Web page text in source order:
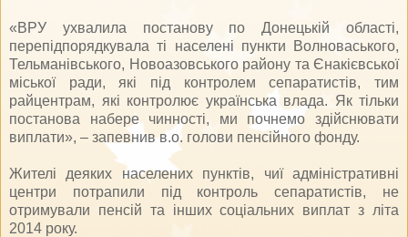
«ВРУ ухвалила постанову по Донецькій області,
перепідпорядкувала ті населені пункти Волноваського,
Тельманівського, Новоазовського району та Єнакієвської
міської ради, які під контролем сепаратистів, тим
райцентрам, які контролює українська влада. Як тільки
постанова набере чинності, ми почнемо здійснювати
виплати», – запевнив в.о. голови пенсійного фонду.
Жителі деяких населених пунктів, чиї адміністративні
центри потрапили під контроль сепаратистів, не
отримували пенсій та інших соціальних виплат з літа
2014 року.